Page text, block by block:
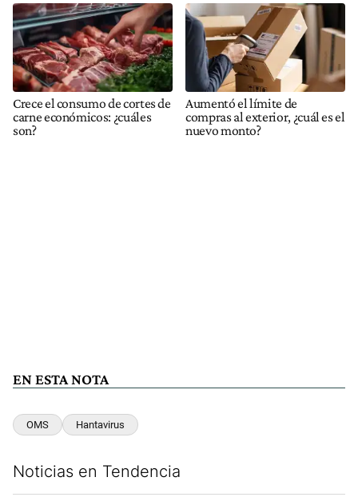
Crece el consumo de cortes de
carne económicos: ¿cuáles
son?
Aumentó el límite de
compras al exterior, ¿cuál es el
nuevo monto?
EN ESTA NOTA
OMS Hantavirus
Noticias en Tendencia